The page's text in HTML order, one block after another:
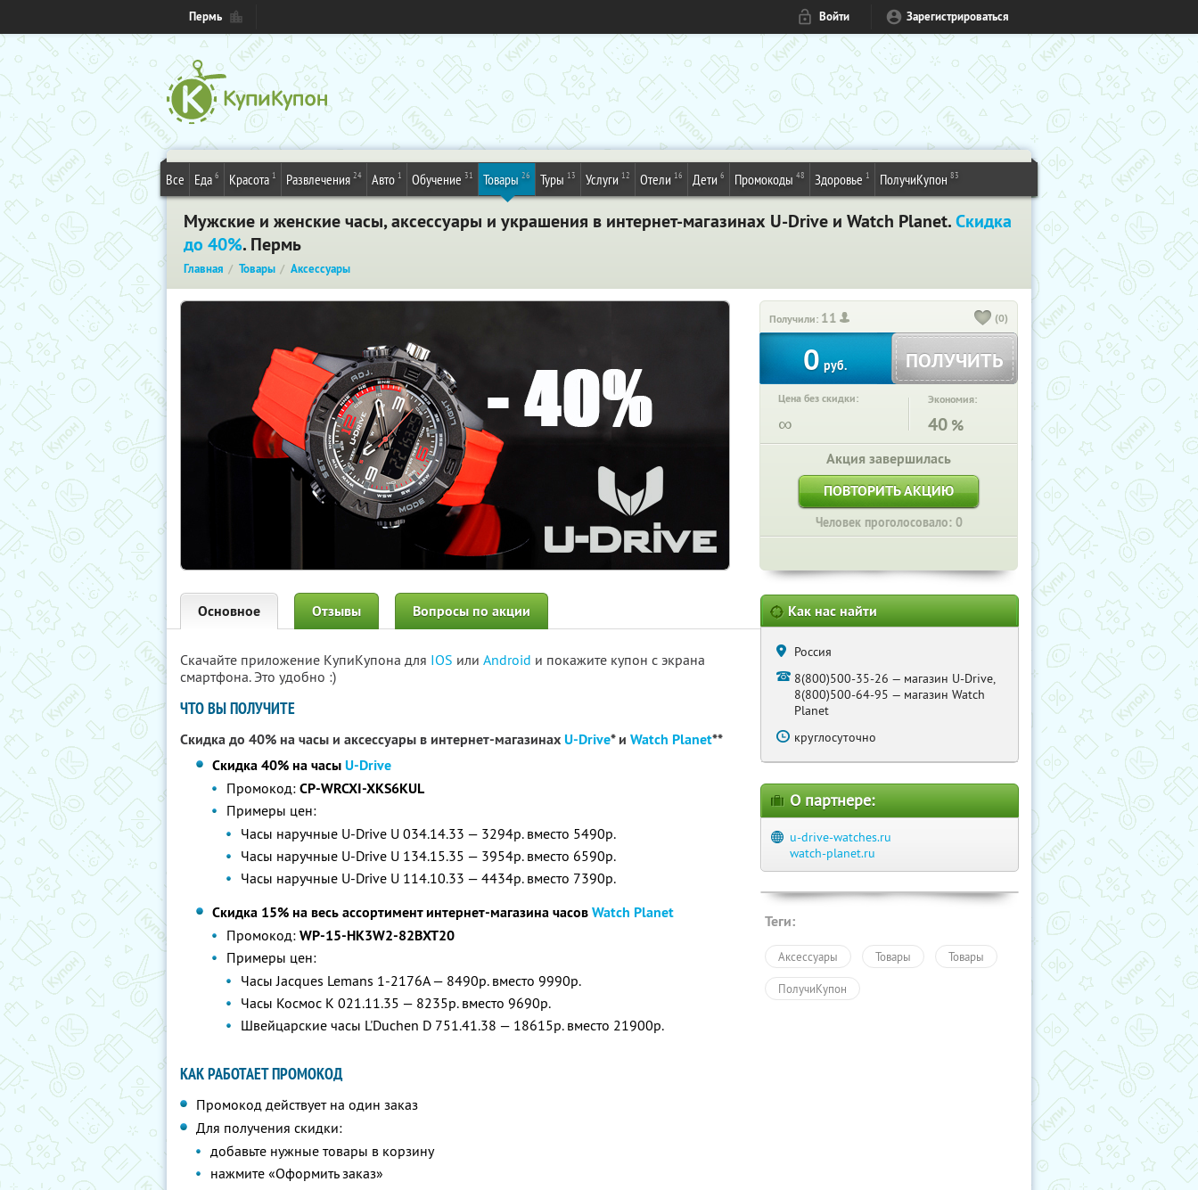
Пермь Войти Зарегистрироваться
Все Еда 6 Красота 1 Развлечения 24 Авто 1 Обучение 31 Товары 26 Туры 13 Услуги 12 Отели 16 Дети 6 Промокоды 48 Здоровье 1 ПолучиКупон 83
Мужские и женские часы, аксессуары и украшения в интернет-магазинах U-Drive и Watch Planet.Скидка
до 40%. Пермь
Главная Товары Аксессуары
Получили: 11 (0)
0 руб. ПОЛУЧИТЬ
Цена без скидки:
∞
Экономия:
40 %
Акция завершилась
ПОВТОРИТЬ АКЦИЮ
Человек проголосовало: 0
Основное Отзывы Вопросы по акции
Скачайте приложение КупиКупона для IOS или Android и покажите купон с экрана
смартфона. Это удобно :)
ЧТО ВЫ ПОЛУЧИТЕ
Скидка до 40% на часы и аксессуары в интернет-магазинахU-Drive* и Watch Planet**
Скидка 40% на часыU-Drive
Промокод:CP-WRCXI-XKS6KUL
Примеры цен:
Часы наручные U-Drive U 034.14.33 — 3294р. вместо 5490р.
Часы наручные U-Drive U 134.15.35 — 3954р. вместо 6590р.
Часы наручные U-Drive U 114.10.33 — 4434р. вместо 7390р.
Скидка 15% на весь ассортимент интернет-магазина часовWatch Planet
Промокод:WP-15-HK3W2-82BXT20
Примеры цен:
Часы Jacques Lemans 1-2176A — 8490р. вместо 9990р.
Часы Космос K 021.11.35 — 8235р. вместо 9690р.
Швейцарские часы L'Duchen D 751.41.38 — 18615р. вместо 21900р.
КАК РАБОТАЕТ ПРОМОКОД
Промокод действует на один заказ
Для получения скидки:
добавьте нужные товары в корзину
нажмите «Оформить заказ»
Как нас найти
Россия
8(800)500-35-26 — магазин U-Drive,
8(800)500-64-95 — магазин Watch
Planet
круглосуточно
О партнере:
u-drive-watches.ru
watch-planet.ru
Теги:
Аксессуары Товары Товары
ПолучиКупон